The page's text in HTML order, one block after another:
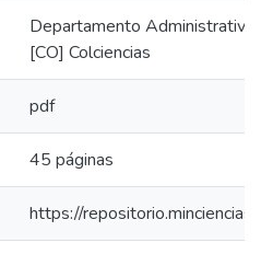
Departamento Administrativo
[CO] Colciencias
pdf
45 páginas
https://